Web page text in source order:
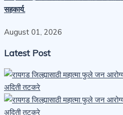
सहकार्य.
August 01, 2026
Latest Post